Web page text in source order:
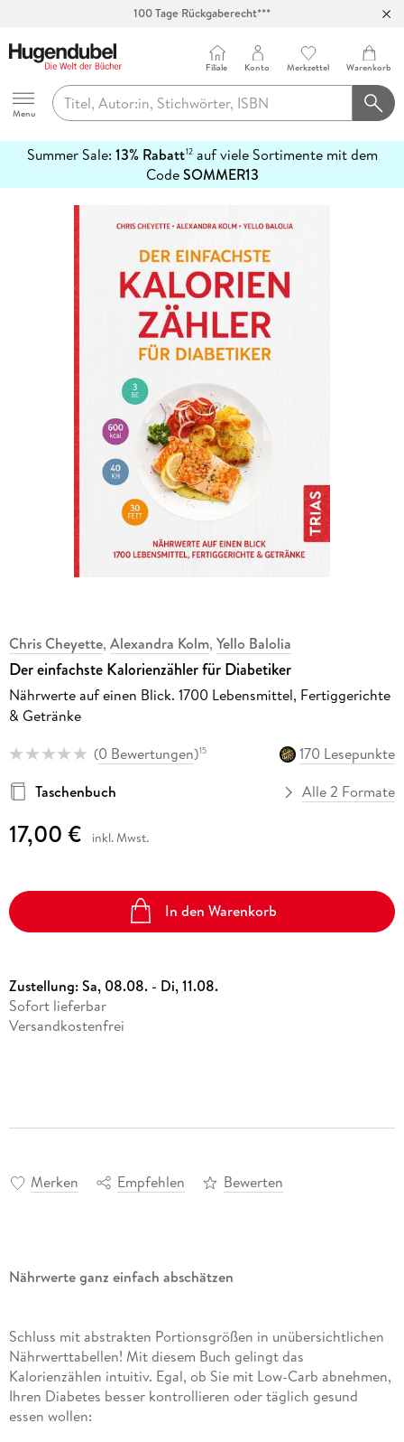
100 Tage Rückgaberecht***
Hugendubel
Menu
Filiale Konto Merkzettel Warenkorb
Summer Sale: 13% Rabatt12auf viele Sortimente mit dem
CodeSOMMER13
erfahren
Chris Cheyette, Alexandra Kolm, Yello Balolia
Der einfachste Kalorienzähler für Diabetiker
Nährwerte auf einen Blick. 1700 Lebensmittel, Fertiggerichte
& Getränke
(0 Bewertungen)15
170 Lesepunkte
Taschenbuch
Alle 2 Formate
17,00 € inkl. Mwst.
In den Warenkorb
Zustellung:Sa, 08.08. - Di, 11.08.
Sofort lieferbar
Versandkostenfrei
Merken Empfehlen Bewerten
Nährwerte ganz einfach abschätzen
Schluss mit abstrakten Portionsgrößen in unübersichtlichen
Nährwerttabellen! Mit diesem Buch gelingt das
Kalorienzählen intuitiv. Egal, ob Sie mit Low-Carb abnehmen,
Ihren Diabetes besser kontrollieren oder täglich gesund
essen wollen: